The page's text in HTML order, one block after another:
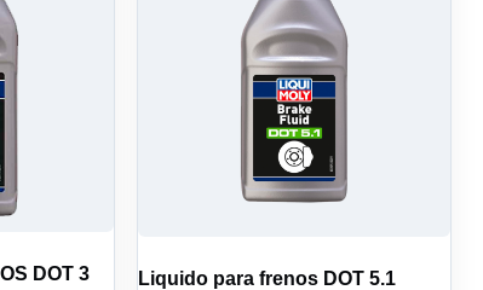
DOT 3 Liquido para frenos DOT 5.1